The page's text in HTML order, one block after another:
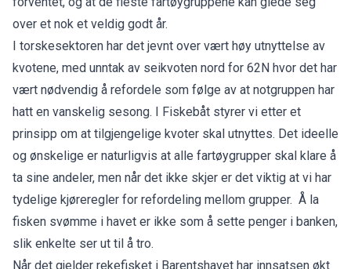
over et nok et veldig godt år.
I torskesektoren har det jevnt over vært høy utnyttelse av
kvotene, med unntak av seikvoten nord for 62N hvor det har
vært nødvendig å refordele som følge av at notgruppen har
hatt en vanskelig sesong. I Fiskebåt styrer vi etter et
prinsipp om at tilgjengelige kvoter skal utnyttes. Det ideelle
og ønskelige er naturligvis at alle fartøygrupper skal klare å
ta sine andeler, men når det ikke skjer er det viktig at vi har
tydelige kjøreregler for refordeling mellom grupper. Å la
fisken svømme i havet er ikke som å sette penger i banken,
slik enkelte ser ut til å tro.
Når det gjelder rekefisket i Barentshavet har innsatsen økt